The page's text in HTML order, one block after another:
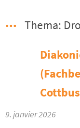
Thema:
9. janvier 2026